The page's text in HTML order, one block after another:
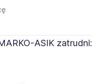
ASIK zatrudni: